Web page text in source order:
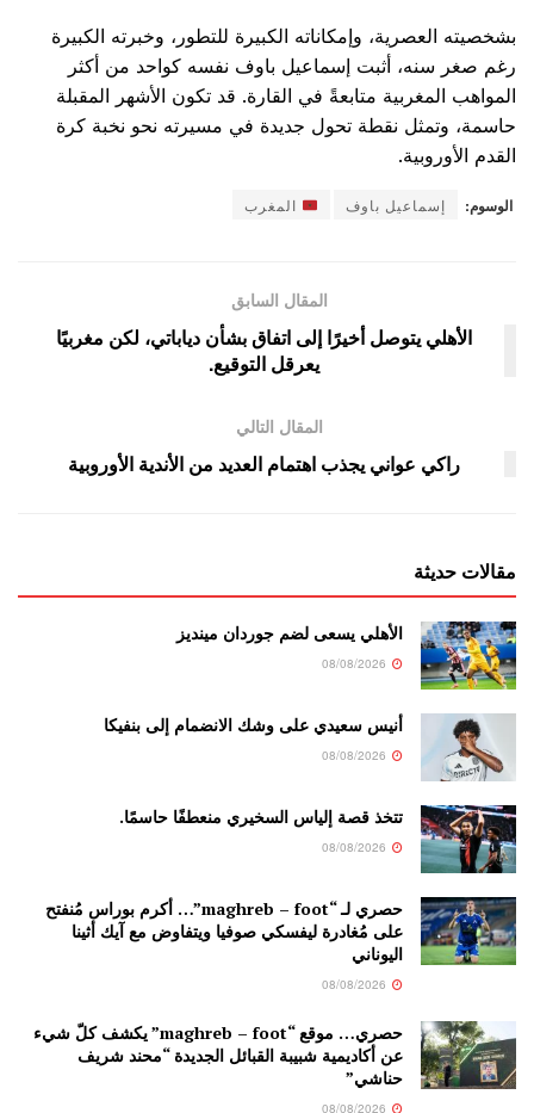
بشخصيته العصرية، وإمكاناته الكبيرة للتطور، وخبرته الكبيرة
رغم صغر سنه، أثبت إسماعيل باوف نفسه كواحد من أكثر
المواهب المغربية متابعةً في القارة. قد تكون الأشهر المقبلة
حاسمة، وتمثل نقطة تحول جديدة في مسيرته نحو نخبة كرة
القدم الأوروبية.
الوسوم: إسماعيل باوف المغرب
المقال السابق
الأهلي يتوصل أخيرًا إلى اتفاق بشأن دياباتي، لكن مغربيًا
يعرقل التوقيع.
المقال التالي
راكي عواني يجذب اهتمام العديد من الأندية الأوروبية
مقالات حديثة
الأهلي يسعى لضم جوردان مينديز
أنيس سعيدي على وشك الانضمام إلى بنفيكا
تتخذ قصة إلياس السخيري منعطفًا حاسمًا.
حصري لـ “maghreb – foot”… أكرم بوراس مُنفتح
على مُغادرة ليفسكي صوفيا ويتفاوض مع آيك أثينا
اليوناني
حصري… موقع “maghreb – foot” يكشف كلّ شيء
عن أكاديمية شبيبة القبائل الجديدة “محند شريف
حناشي”